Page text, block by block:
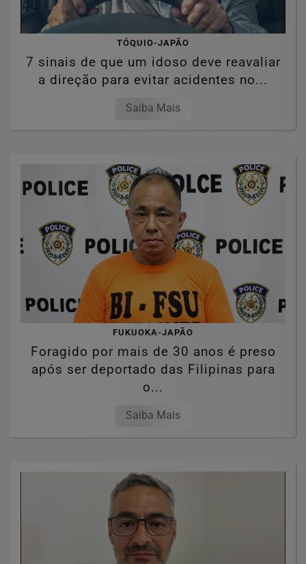
TÓQUIO-JAPÃO
7 sinais de que um idoso deve reavaliar
a direção para evitar acidentes no...
Saiba Mais
FUKUOKA-JAPÃO
Foragido por mais de 30 anos é preso
após ser deportado das Filipinas para
o...
Saiba Mais